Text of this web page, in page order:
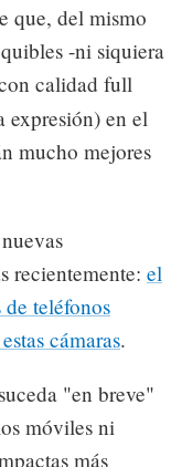
que, del mismo
-ni siquiera
calidad full
expresión) en el
mucho mejores
recientemente: el
teléfonos
cámaras.
"en breve"
móviles ni
más